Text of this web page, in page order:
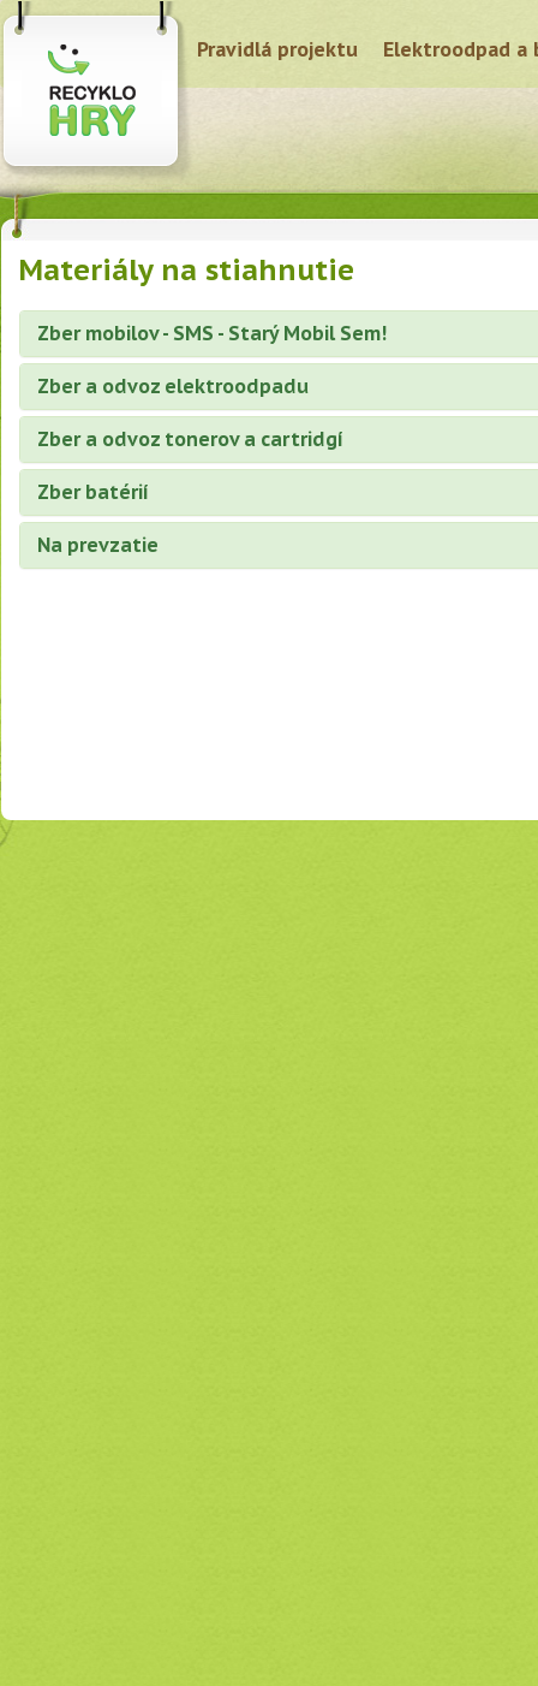
Pravidlá projektu Elektroodpad a
Materiály na stiahnutie
Zber mobilov - SMS - Starý Mobil Sem!
Zber a odvoz elektroodpadu
Zber a odvoz tonerov a cartridgí
Zber batérií
Na prevzatie